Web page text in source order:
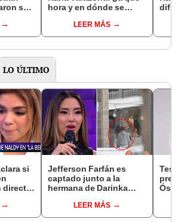
su
hora y en dónde se
polémica
reconciliación?
LEER MÁS
LO ÚLTIMO
si
director
Jefferson Farfán es
captado junto a la
hermana de Darinka
Kanashiro trabajaba: “Él
tiene sus…”
LEER MÁS